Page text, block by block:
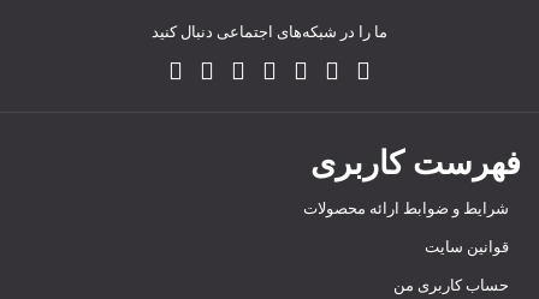
ما را در شبکه‌های اجتماعی دنبال کنید
فهرست کاربری
شرایط و ضوابط ارائه محصولات
قوانین سایت
حساب کاربری من